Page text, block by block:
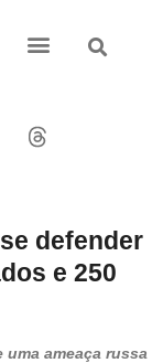
defender
e 250
ameaça russa